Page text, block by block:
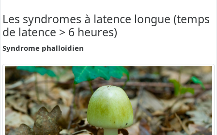
Les syndromes à latence longue (temps
de latence > 6 heures)
Syndrome phalloïdien